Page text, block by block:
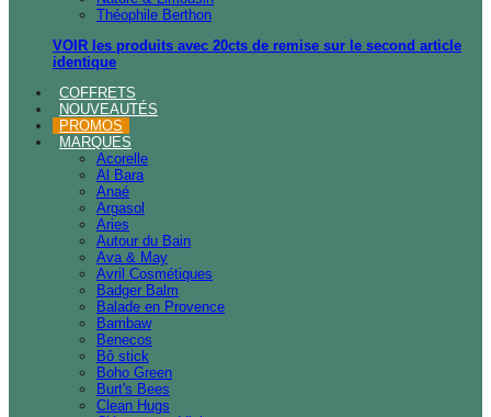
Théophile Berthon
VOIR les produits avec 20cts de remise sur le second article
identique
COFFRETS
NOUVEAUTÉS
PROMOS
MARQUES
Acorelle
Al Bara
Anaé
Argasol
Aries
Autour du Bain
Ava & May
Avril Cosmétiques
Badger Balm
Balade en Provence
Bambaw
Benecos
Bô stick
Boho Green
Burt's Bees
Clean Hugs